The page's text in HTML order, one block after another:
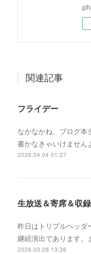
関連記事
フライデー
なかなかね、ブログ本
書かなきゃいけません
2026.04.04 01:27
生放送＆寄席＆収録
昨日はトリプルヘッダ
継続演出であります。
2026.03.28 13:38